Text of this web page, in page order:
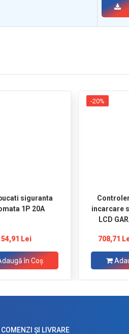
siguranta
1P 20A
54,91 Lei
în Coş
incarcare
LCD
708,71
-20%
ŞI LIVRARE